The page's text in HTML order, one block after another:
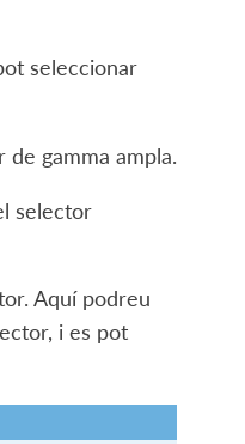
seleccionar
de gamma ampla.
selector
Aquí podreu
i es pot